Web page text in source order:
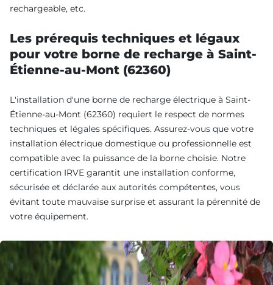
rechargeable, etc.
Les prérequis techniques et légaux
pour votre borne de recharge à Saint-
Étienne-au-Mont (62360)
L'installation d'une borne de recharge électrique à Saint-
Étienne-au-Mont (62360) requiert le respect de normes
techniques et légales spécifiques. Assurez-vous que votre
installation électrique domestique ou professionnelle est
compatible avec la puissance de la borne choisie. Notre
certification IRVE garantit une installation conforme,
sécurisée et déclarée aux autorités compétentes, vous
évitant toute mauvaise surprise et assurant la pérennité de
votre équipement.